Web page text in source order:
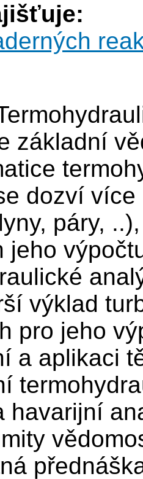
základní
dozví
páry,
jeho
výklad
pro jeho
a aplikaci
havarijní